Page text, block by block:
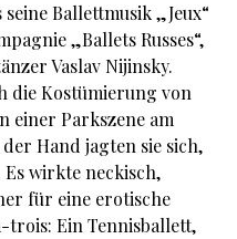
seine Ballettmusik „Jeux“
„Ballets Russes“,
Vaslav Nijinsky.
die Kostümierung von
einer Parkszene am
Hand jagten sie sich,
wirkte neckisch,
für eine erotische
trois: Ein Tennisballett,